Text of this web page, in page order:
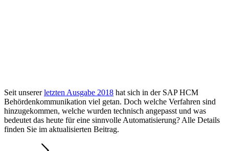
Seit unsererletzten Ausgabe 2018 hat sich in der SAP HCM
Behördenkommunikation viel getan. Doch welche Verfahren sind
hinzugekommen, welche wurden technisch angepasst und was
bedeutet das heute für eine sinnvolle Automatisierung? Alle Details
finden Sie im aktualisierten Beitrag.